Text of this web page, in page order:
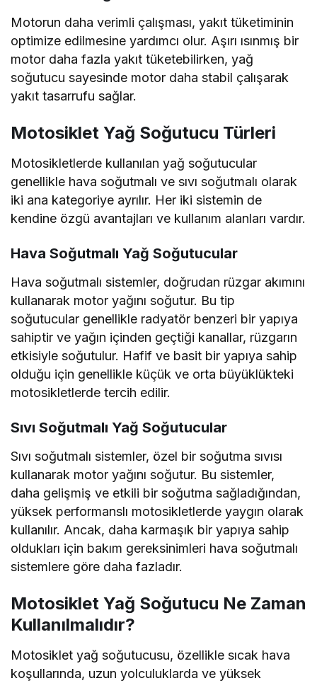
Motorun daha verimli çalışması, yakıt tüketiminin
optimize edilmesine yardımcı olur. Aşırı ısınmış bir
motor daha fazla yakıt tüketebilirken, yağ
soğutucu sayesinde motor daha stabil çalışarak
yakıt tasarrufu sağlar.
Motosiklet Yağ Soğutucu Türleri
Motosikletlerde kullanılan yağ soğutucular
genellikle hava soğutmalı ve sıvı soğutmalı olarak
iki ana kategoriye ayrılır. Her iki sistemin de
kendine özgü avantajları ve kullanım alanları vardır.
Hava Soğutmalı Yağ Soğutucular
Hava soğutmalı sistemler, doğrudan rüzgar akımını
kullanarak motor yağını soğutur. Bu tip
soğutucular genellikle radyatör benzeri bir yapıya
sahiptir ve yağın içinden geçtiği kanallar, rüzgarın
etkisiyle soğutulur. Hafif ve basit bir yapıya sahip
olduğu için genellikle küçük ve orta büyüklükteki
motosikletlerde tercih edilir.
Sıvı Soğutmalı Yağ Soğutucular
Sıvı soğutmalı sistemler, özel bir soğutma sıvısı
kullanarak motor yağını soğutur. Bu sistemler,
daha gelişmiş ve etkili bir soğutma sağladığından,
yüksek performanslı motosikletlerde yaygın olarak
kullanılır. Ancak, daha karmaşık bir yapıya sahip
oldukları için bakım gereksinimleri hava soğutmalı
sistemlere göre daha fazladır.
Motosiklet Yağ Soğutucu Ne Zaman
Kullanılmalıdır?
Motosiklet yağ soğutucusu, özellikle sıcak hava
koşullarında, uzun yolculuklarda ve yüksek